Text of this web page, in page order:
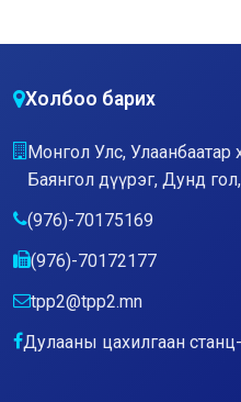
Холбоо барих
Монгол Улс, Улаанбаатар
Баянгол дүүрэг, Дунд
(976)-70175169
(976)-70172177
tpp2@tpp2.mn
Дулааны цахилгаан